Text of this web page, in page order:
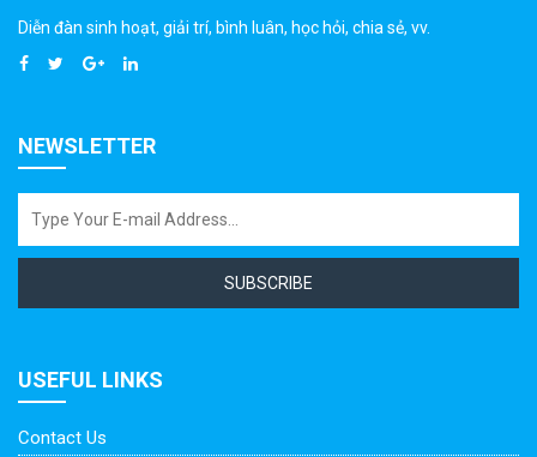
Diễn đàn sinh hoạt, giải trí, bình luân, học hỏi, chia sẻ, vv.
NEWSLETTER
SUBSCRIBE
USEFUL LINKS
Contact Us